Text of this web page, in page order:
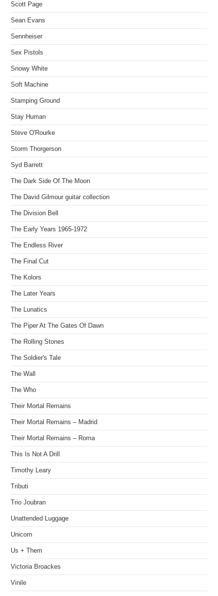
Scott Page
Sean Evans
Sennheiser
Sex Pistols
Snowy White
Soft Machine
Stamping Ground
Stay Human
Steve O'Rourke
Storm Thorgerson
Syd Barrett
The Dark Side Of The Moon
The David Gilmour guitar collection
The Division Bell
The Early Years 1965-1972
The Endless River
The Final Cut
The Kolors
The Later Years
The Lunatics
The Piper At The Gates Of Dawn
The Rolling Stones
The Soldier's Tale
The Wall
The Who
Their Mortal Remains
Their Mortal Remains – Madrid
Their Mortal Remains – Roma
This Is Not A Drill
Timothy Leary
Tributi
Trio Joubran
Unattended Luggage
Unicorn
Us + Them
Victoria Broackes
Vinile